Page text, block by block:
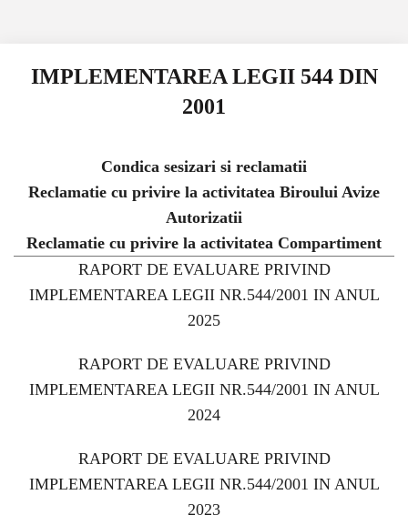
IMPLEMENTAREA LEGII 544 DIN
2001
Condica sesizari si reclamatii
Reclamatie cu privire la activitatea Biroului Avize
Autorizatii
Reclamatie cu privire la activitatea Compartiment
RAPORT DE EVALUARE PRIVIND
IMPLEMENTAREA LEGII NR.544/2001 IN ANUL
2025
RAPORT DE EVALUARE PRIVIND
IMPLEMENTAREA LEGII NR.544/2001 IN ANUL
2024
RAPORT DE EVALUARE PRIVIND
IMPLEMENTAREA LEGII NR.544/2001 IN ANUL
2023